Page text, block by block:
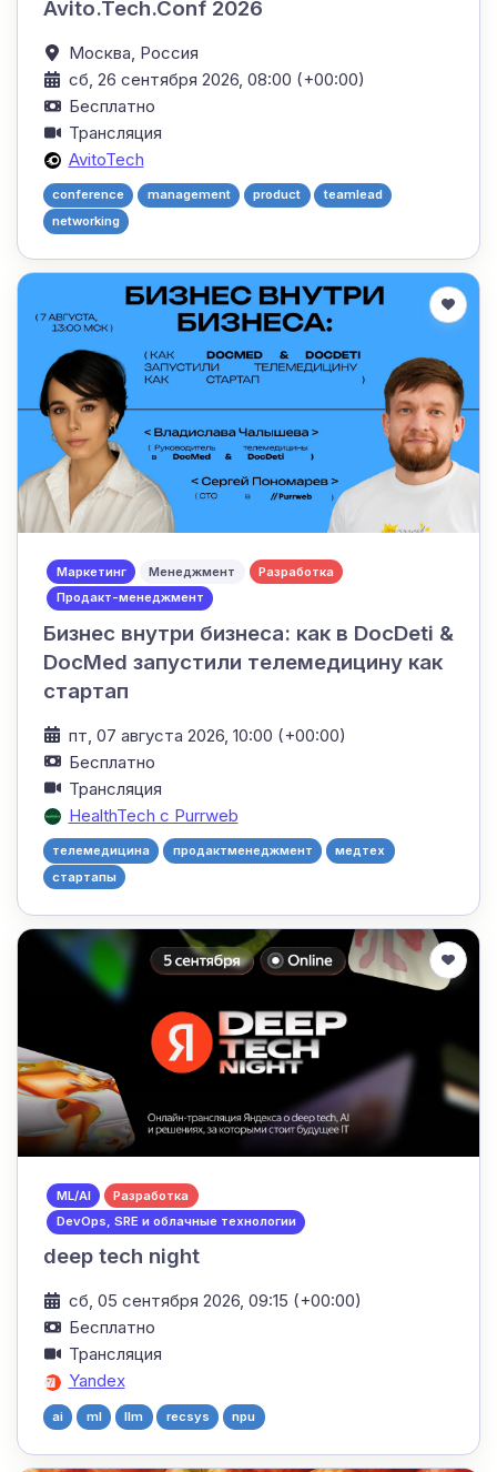
Avito.Tech.Conf 2026
Москва, Россия
сб, 26 сентября 2026, 08:00 (+00:00)
Бесплатно
Трансляция
AvitoTech
conference management product
teamlead
networking
Маркетинг Менеджмент
Разработка
Продакт-менеджмент
Бизнес внутри бизнеса: как в DocDeti &
DocMed запустили телемедицину как
стартап
пт, 07 августа 2026, 10:00 (+00:00)
Бесплатно
Трансляция
HealthTech с Purrweb
телемедицина продактменеджмент
медтех
стартапы
ML/AI
Разработка
DevOps, SRE и облачные технологии
deep tech night
сб, 05 сентября 2026, 09:15 (+00:00)
Бесплатно
Трансляция
Yandex
ai ml llm recsys npu